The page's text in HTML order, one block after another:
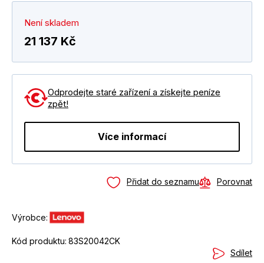
Není skladem
21 137 Kč
Odprodejte staré zařízení a získejte peníze
zpět!
Více informací
Přidat do seznamu Porovnat
Výrobce:
Kód produktu: 83S20042CK
Sdílet